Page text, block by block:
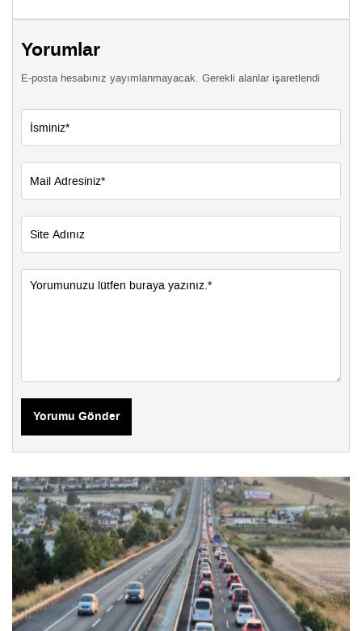
Yorumlar
E-posta hesabınız yayımlanmayacak. Gerekli alanlar işaretlendi
Yorumu Gönder